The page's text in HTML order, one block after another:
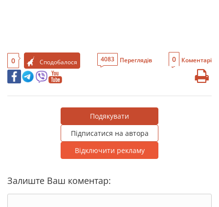
0 Сподобалося 4083 Переглядів 0 Коментарі
Подякувати
Підписатися на автора
Відключити рекламу
Залиште Ваш коментар: